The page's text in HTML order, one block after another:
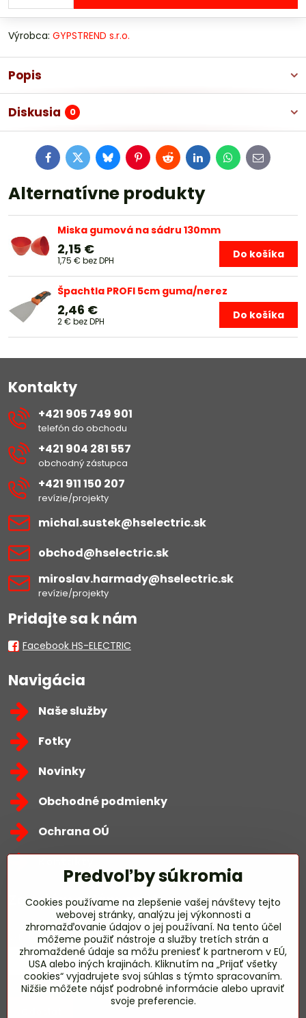
Výrobca: GYPSTREND s.r.o.
Popis
Diskusia 0
FacebookTwitterBlueskyPinterestRedditLinkedInWhatsApp
E-
mail
Alternatívne produkty
Miska gumová na sádru 130mm
2,15 €
1,75 € bez DPH Do košíka
Špachtla PROFI 5cm guma/nerez
2,46 €
2 € bez DPH Do košíka
Kontakty
+421 905 749 901
telefón do obchodu
+421 904 281 557
obchodný zástupca
+421 911 150 207
revízie/projekty
michal​.sustek​@hselectric​.sk
obchod​@hselectric​.sk
miroslav​.harmady​@hselectric​.sk
revízie/projekty
Pridajte sa k nám
Facebook HS-ELECTRIC
Navigácia
Naše služby
Fotky
Novinky
Obchodné podmienky
Ochrana OÚ
Zavoláme Vám späť
Váš telefón*
Predvoľby súkromia
Cookies používame na zlepšenie vašej návštevy tejto
webovej stránky, analýzu jej výkonnosti a
zhromažďovanie údajov o jej používaní. Na tento účel
môžeme použiť nástroje a služby tretích strán a
zhromaždené údaje sa môžu preniesť k partnerom v EÚ,
USA alebo iných krajinách. Kliknutím na „Prijať všetky
cookies“ vyjadrujete svoj súhlas s týmto spracovaním.
Nižšie môžete nájsť podrobné informácie alebo upraviť
svoje preferencie.